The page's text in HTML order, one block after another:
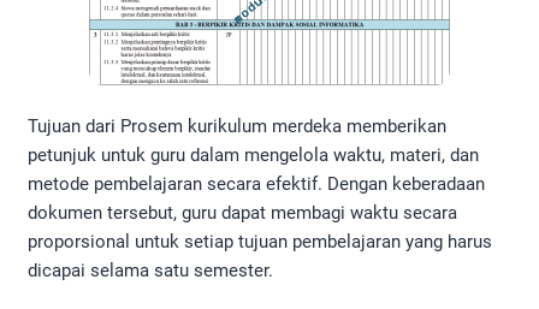
Tujuan dari Prosem kurikulum merdeka memberikan
petunjuk untuk guru dalam mengelola waktu, materi, dan
metode pembelajaran secara efektif. Dengan keberadaan
dokumen tersebut, guru dapat membagi waktu secara
proporsional untuk setiap tujuan pembelajaran yang harus
dicapai selama satu semester.